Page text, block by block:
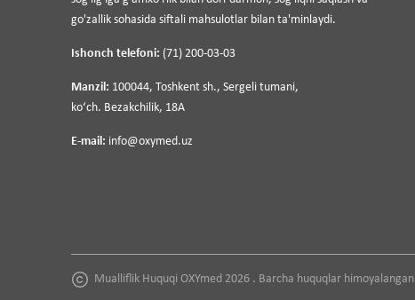
go'zallik sohasida siftali mahsulotlar bilan ta'minlaydi.
Ishonch telefoni: (71) 200-03-03
Manzil: 100044, Toshkent sh., Sergeli tumani,
koʻch. Bezakchilik, 18A
E-mail: info@oxymed.uz
Mualliflik Huquqi OXYmed 2026 . Barcha huquqlar himoyalangan